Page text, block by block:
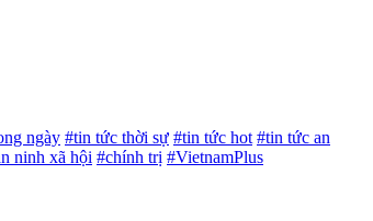
ngày #tin tức thời sự #tin tức hot #tin tức an
ninh xã hội #chính trị #VietnamPlus